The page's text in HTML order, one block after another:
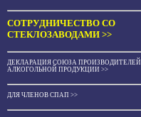
СОТРУДНИЧЕСТВО СО
СТЕКЛОЗАВОДАМИ >>
ДЕКЛАРАЦИЯ СОЮЗА ПРОИЗВОДИТЕЛЕЙ
АЛКОГОЛЬНОЙ ПРОДУКЦИИ >>
ДЛЯ ЧЛЕНОВ СПАП >>